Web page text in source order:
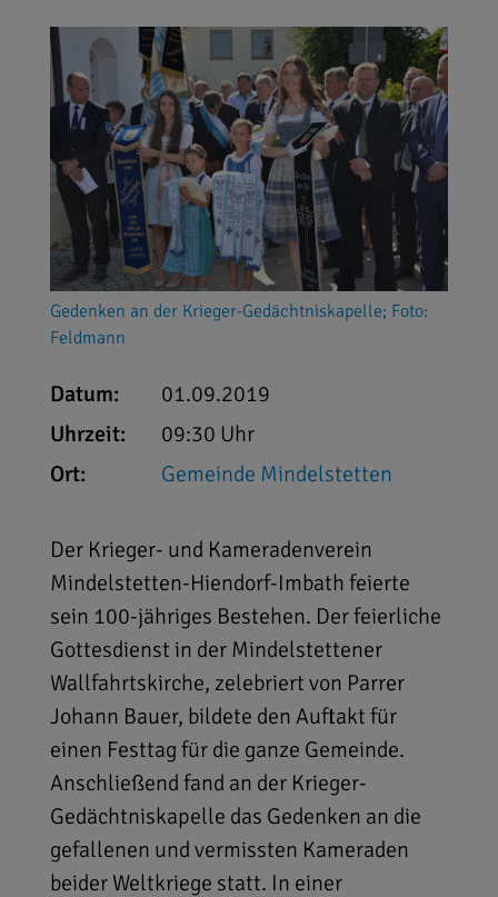
Gedenken an der Krieger-Gedächtniskapelle; Foto:
Feldmann
Datum:
01.09.2019
Uhrzeit:
09:30 Uhr
Ort:
Gemeinde Mindelstetten
Der Krieger- und Kameradenverein
Mindelstetten-Hiendorf-Imbath feierte
sein 100-jähriges Bestehen. Der feierliche
Gottesdienst in der Mindelstettener
Wallfahrtskirche, zelebriert von Parrer
Johann Bauer, bildete den Auftakt für
einen Festtag für die ganze Gemeinde.
Anschließend fand an der Krieger-
Gedächtniskapelle das Gedenken an die
gefallenen und vermissten Kameraden
beider Weltkriege statt. In einer